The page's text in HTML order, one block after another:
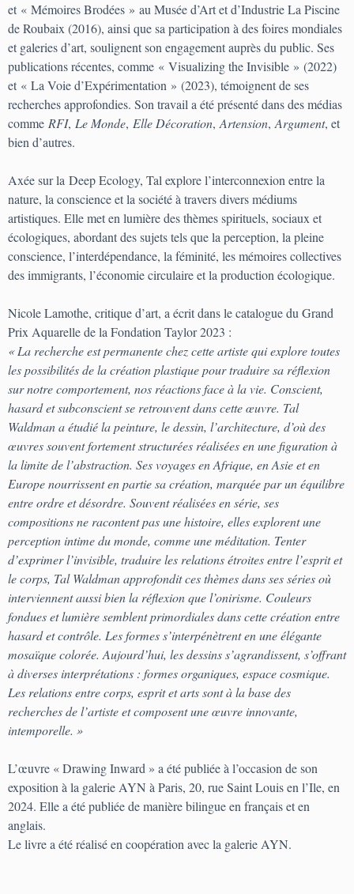
et « Mémoires Brodées » au Musée d’Art et d’Industrie La Piscine
de Roubaix (2016), ainsi que sa participation à des foires mondiales
et galeries d’art, soulignent son engagement auprès du public. Ses
publications récentes, comme « Visualizing the Invisible » (2022)
et « La Voie d’Expérimentation » (2023), témoignent de ses
recherches approfondies. Son travail a été présenté dans des médias
comme RFI, Le Monde, Elle Décoration, Artension, Argument, et
bien d’autres.
Axée sur la Deep Ecology, Tal explore l’interconnexion entre la
nature, la conscience et la société à travers divers médiums
artistiques. Elle met en lumière des thèmes spirituels, sociaux et
écologiques, abordant des sujets tels que la perception, la pleine
conscience, l’interdépendance, la féminité, les mémoires collectives
des immigrants, l’économie circulaire et la production écologique.
Nicole Lamothe, critique d’art, a écrit dans le catalogue du Grand
Prix Aquarelle de la Fondation Taylor 2023 :
« La recherche est permanente chez cette artiste qui explore toutes
les possibilités de la création plastique pour traduire sa réflexion
sur notre comportement, nos réactions face à la vie. Conscient,
hasard et subconscient se retrouvent dans cette œuvre. Tal
Waldman a étudié la peinture, le dessin, l’architecture, d’où des
œuvres souvent fortement structurées réalisées en une figuration à
la limite de l’abstraction. Ses voyages en Afrique, en Asie et en
Europe nourrissent en partie sa création, marquée par un équilibre
entre ordre et désordre. Souvent réalisées en série, ses
compositions ne racontent pas une histoire, elles explorent une
perception intime du monde, comme une méditation. Tenter
d’exprimer l’invisible, traduire les relations étroites entre l’esprit et
le corps, Tal Waldman approfondit ces thèmes dans ses séries où
interviennent aussi bien la réflexion que l’onirisme. Couleurs
fondues et lumière semblent primordiales dans cette création entre
hasard et contrôle. Les formes s’interpénètrent en une élégante
mosaïque colorée. Aujourd’hui, les dessins s’agrandissent, s’offrant
à diverses interprétations : formes organiques, espace cosmique.
Les relations entre corps, esprit et arts sont à la base des
recherches de l’artiste et composent une œuvre innovante,
intemporelle. »
L’œuvre « Drawing Inward » a été publiée à l’occasion de son
exposition à la galerie AYN à Paris, 20, rue Saint Louis en l’Ile, en
2024. Elle a été publiée de manière bilingue en français et en
anglais.
Le livre a été réalisé en coopération avec la galerie AYN.